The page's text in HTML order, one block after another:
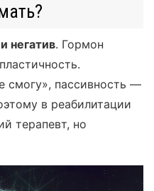
негатив. Гормон
смогу», пассивность —
в реабилитации
терапевт, но